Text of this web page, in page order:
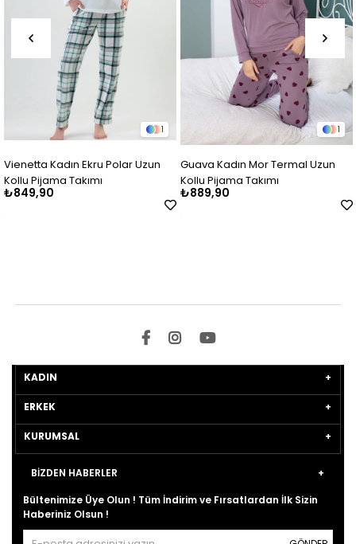
1
Vienetta Kadın Ekru Polar Uzun
Kollu Pijama Takımı
₺849,90
1
Guava Kadın Mor Termal Uzun
Kollu Pijama Takımı
₺889,90
KADIN
ERKEK
KURUMSAL
BİZDEN HABERLER
Bültenimize Üye Olun ! Tüm İndirim ve Fırsatlardan İlk Sizin
Haberiniz Olsun !